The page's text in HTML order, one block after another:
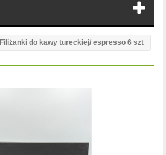
Filiżanki do kawy tureckiej/ espresso 6 szt